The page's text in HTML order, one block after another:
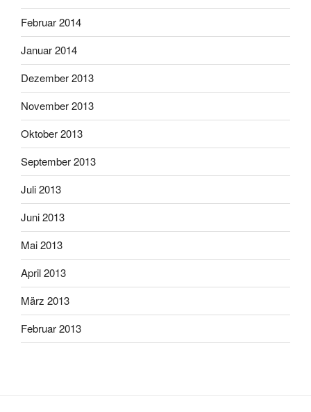
Februar 2014
Januar 2014
Dezember 2013
November 2013
Oktober 2013
September 2013
Juli 2013
Juni 2013
Mai 2013
April 2013
März 2013
Februar 2013